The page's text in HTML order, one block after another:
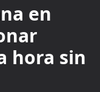
en
hora sin